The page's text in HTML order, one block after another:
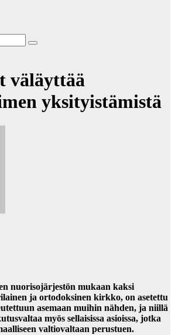
väläyttää
yksityistämistä
nuorisojärjestön mukaan kaksi
ja ortodoksinen kirkko, on asetettu
asemaan muihin nähden, ja niillä
myös sellaisissa asioissa, jotka
valtiovaltaan perustuen.